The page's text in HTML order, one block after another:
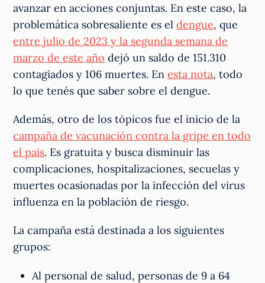
avanzar en acciones conjuntas. En este caso, la
problemática sobresaliente es eldengue, que
entre julio de 2023 y la segunda semana de
marzo de este año dejó un saldo de 151.310
contagiados y 106 muertes. Enesta nota, todo
lo que tenés que saber sobre el dengue.
Además, otro de los tópicos fue el inicio de la
campaña de vacunación contra la gripe en todo
el país. Es gratuita y busca disminuir las
complicaciones, hospitalizaciones, secuelas y
muertes ocasionadas por la infección del virus
influenza en la población de riesgo.
La campaña está destinada a los siguientes
grupos:
Al personal de salud, personas de 9 a 64